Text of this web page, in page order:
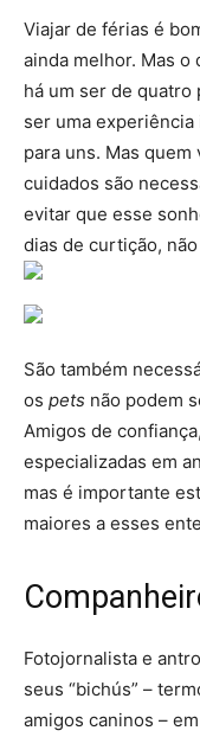
Viajar de férias é
ainda melhor. Mas o
há um ser de quatro
ser uma
para uns. Mas
cuidados são
evitar que esse
dias de curtição,
São também
os pets não podem
Amigos de
especializadas em
mas é importante
maiores a esses
Fotojornalista e
seus “bichús” –
amigos caninos –